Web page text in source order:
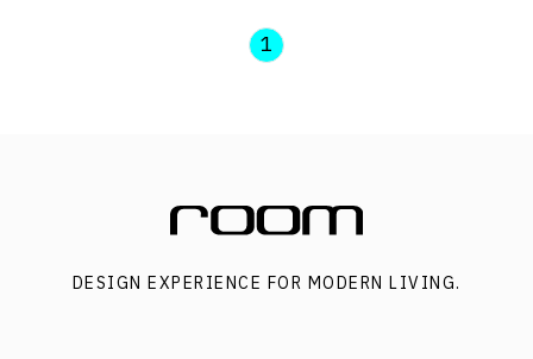
1
DESIGN EXPERIENCE FOR MODERN LIVING.